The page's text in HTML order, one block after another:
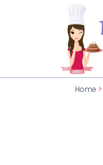
Home >